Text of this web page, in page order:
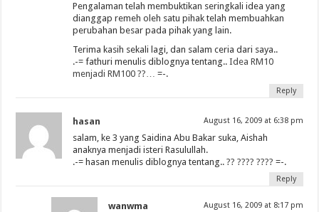
Pengalaman telah membuktikan seringkali idea yang
dianggap remeh oleh satu pihak telah membuahkan
perubahan besar pada pihak yang lain.
Terima kasih sekali lagi, dan salam ceria dari saya..
.-= fathuri menulis diblognya tentang..Idea RM10
menjadi RM100 ??… =-.
Reply
hasan August 16, 2009 at 6:38 pm
salam, ke 3 yang Saidina Abu Bakar suka, Aishah
anaknya menjadi isteri Rasulullah.
.-= hasan menulis diblognya tentang..?? ???? ???? =-.
Reply
wanwma August 16, 2009 at 8:17 pm